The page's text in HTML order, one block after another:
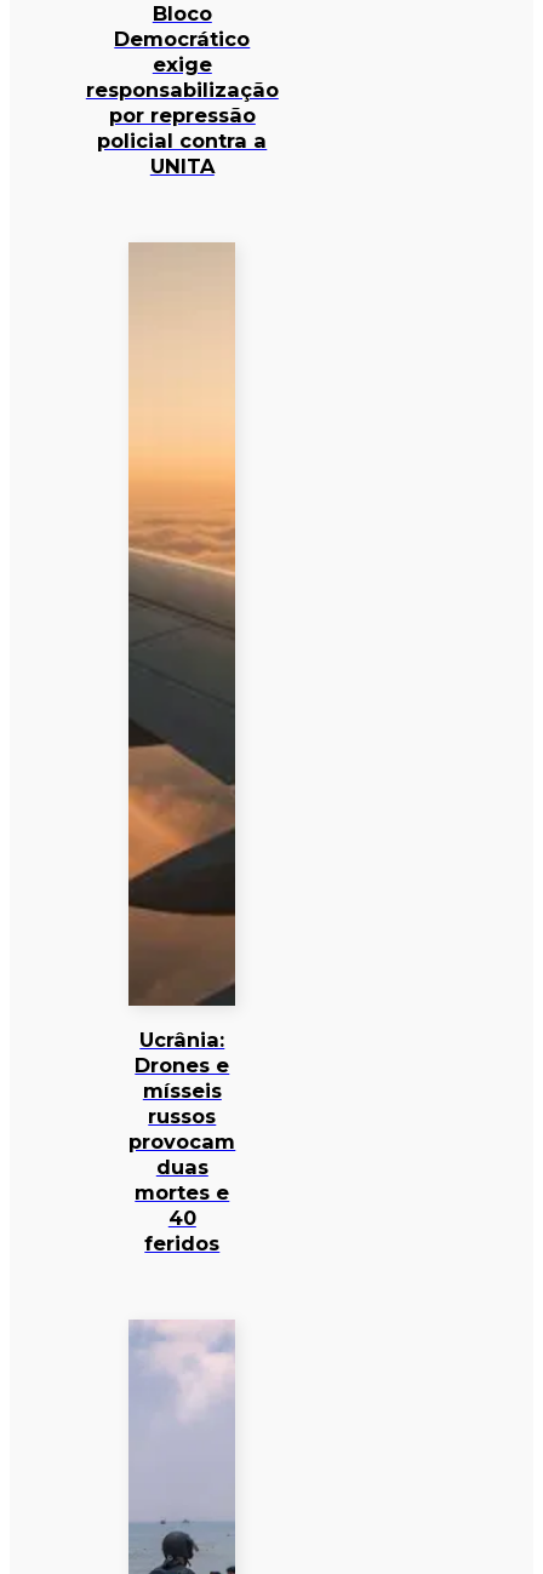
Bloco
Democrático
exige
responsabilização
por repressão
policial contra a
UNITA
Ucrânia:
Drones e
mísseis
russos
provocam
duas
mortes e
40
feridos